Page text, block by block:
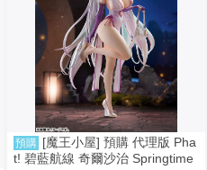
預購 [魔王小屋] 預購 代理版 Pha
t! 碧藍航線 奇爾沙治 Springtime